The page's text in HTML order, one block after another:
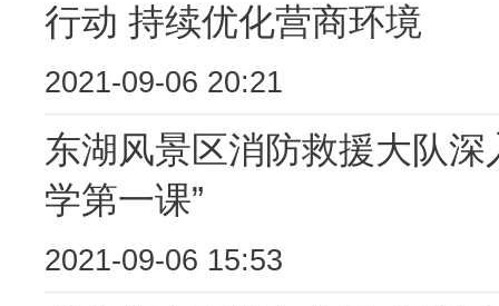
行动 持续优化营商环境
2021-09-06 20:21
东湖风景区消防救援大队
学第一课”
2021-09-06 15:53